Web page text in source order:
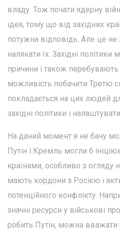
владу. Тож почати ядерну
ідея, тому що від західних
потужна відповідь. Але це не
налякати їх. Західні політики
причини і також
можливість побачити Третю
покладається на цих людей
західні політики і
На даний момент я не бачу
Путін і Кремль могли б
країнами, особливо з
мають кордони з Росією і
потенційного конфлікту.
значні ресурси у військові
робить Путін, можна вважати